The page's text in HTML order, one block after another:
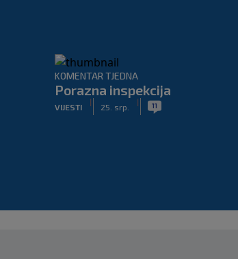
KOMENTAR TJEDNA
Porazna inspekcija
VIJESTI
|
25. srp.
| 11